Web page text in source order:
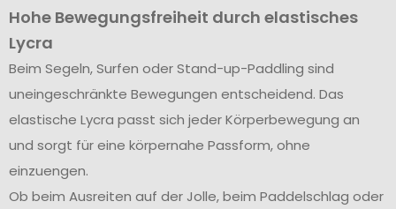
Hohe Bewegungsfreiheit durch elastisches
Lycra
Beim Segeln, Surfen oder Stand-up-Paddling sind
uneingeschränkte Bewegungen entscheidend. Das
elastische Lycra passt sich jeder Körperbewegung an
und sorgt für eine körpernahe Passform, ohne
einzuengen.
Ob beim Ausreiten auf der Jolle, beim Paddelschlag oder